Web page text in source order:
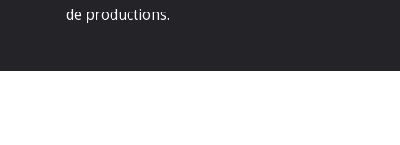
de productions.